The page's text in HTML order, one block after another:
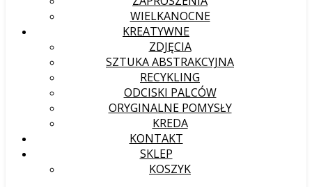
WIELKANOCNE
KREATYWNE
ZDJĘCIA
SZTUKA ABSTRAKCYJNA
RECYKLING
ODCISKI PALCÓW
ORYGINALNE POMYSŁY
KREDA
KONTAKT
SKLEP
KOSZYK